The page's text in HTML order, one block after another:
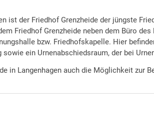
ist der Friedhof Grenzheide der jüngste
Friedhof Grenzheide neben dem Büro
bzw. Friedhofskapelle. Hier
ein Urnenabschiedsraum, der bei
in Langenhagen auch die Möglichkeit zur